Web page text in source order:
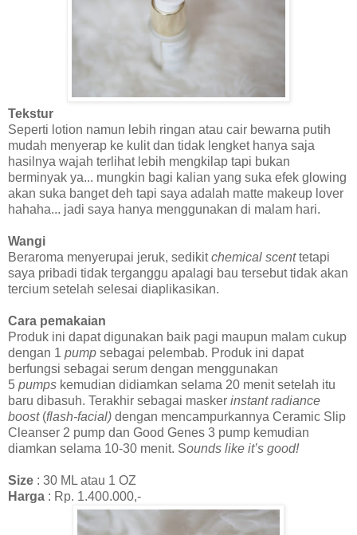
Tekstur
Seperti lotion namun lebih ringan atau cair bewarna putih
mudah menyerap ke kulit dan tidak lengket hanya saja
hasilnya wajah terlihat lebih mengkilap tapi bukan
berminyak ya... mungkin bagi kalian yang suka efek glowing
akan suka banget deh tapi saya adalah matte makeup lover
hahaha... jadi saya hanya menggunakan di malam hari.
Wangi
Beraroma menyerupai jeruk, sedikitchemical scenttetapi
saya pribadi tidak terganggu apalagi bau tersebut tidak akan
tercium setelah selesai diaplikasikan.
Cara pemakaian
Produk ini dapat digunakan baik pagi maupun malam cukup
dengan 1 pump sebagai pelembab. Produk ini dapat
berfungsi sebagai serum dengan menggunakan
5 pumps kemudian didiamkan selama 20 menit setelah itu
baru dibasuh. Terakhir sebagai masker instant radiance
boost (flash-facial) dengan mencampurkannya Ceramic Slip
Cleanser 2 pump dan Good Genes 3 pump kemudian
diamkan selama 10-30 menit. Sounds like it’s good!
Size : 30 ML atau 1 OZ
Harga : Rp. 1.400.000,-